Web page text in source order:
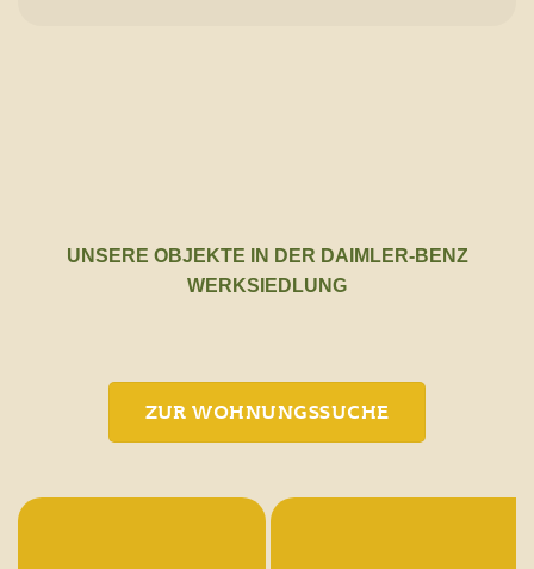
UNSERE OBJEKTE IN DER DAIMLER-BENZ
WERKSIEDLUNG
ZUR WOHNUNGSSUCHE